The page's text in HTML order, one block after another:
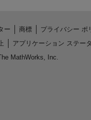
ー 商標
プライバシー ポ
アプリケーション ステー
MathWorks, Inc.